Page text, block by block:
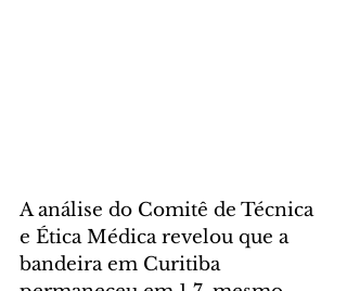
A análise do Comitê de Técnica
e Ética Médica revelou que a
bandeira em Curitiba